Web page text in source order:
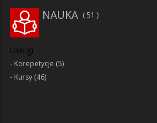
51
NAUKA
Usługi
Korepetycje (5)
Kursy (46)